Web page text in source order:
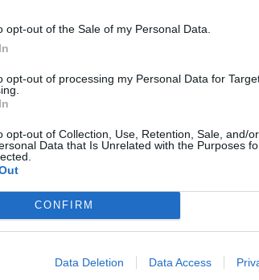
opt-out of the Sale of my Personal Data.
opt-out of processing my Personal Data for
opt-out of Collection, Use, Retention, Sale, and/
Data that Is Unrelated with the Purposes
CONFIRM
Data Deletion Data Access
πραγματοποιώντας μια κλήση 1 ώρας. Η
όπως η εγγραφή βίντεο σε 4K με 30
μέχρι να κρυώσει η συσκευή.
Πειραιώς Λεφτά στο λεπτό! Επιβεβαιώστε τον
η ψαλίδα ανάμεσα στις συσκευές
σταθερά υψηλότερες θερμοκρασίες,